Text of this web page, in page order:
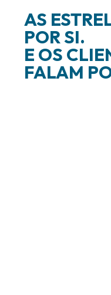
AS
POR SI.
E OS
FALAM